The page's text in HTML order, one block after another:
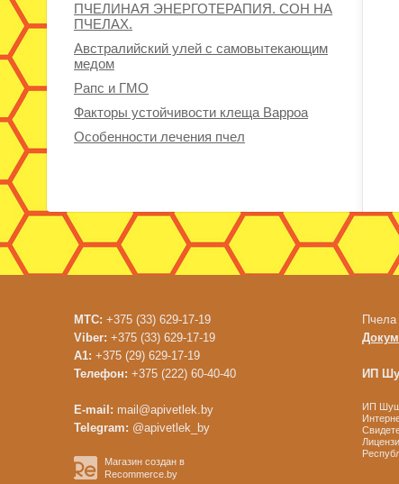
ПЧЕЛИНАЯ ЭНЕРГОТЕРАПИЯ. СОН НА
ПЧЕЛАХ.
Австралийский улей с самовытекающим
медом
Рапс и ГМО
Факторы устойчивости клеща Варроа
Особенности лечения пчел
МТС: +375 (33) 629-17-19
Viber: +375 (33) 629-17-19
A1: +375 (29) 629-17-19
Телефон: +375 (222) 60-40-40
E-mail: mail@apivetlek.by
Telegram: @apivetlek_by
Магазин создан в
Recommerce.by
ИП
ИП